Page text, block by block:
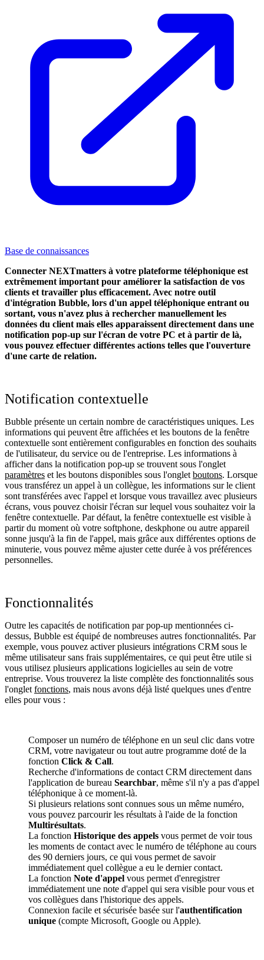
Base de connaissances
Connecter NEXTmatters à votre plateforme téléphonique est
extrêmement important pour améliorer la satisfaction de vos
clients et travailler plus efficacement. Avec notre outil
d'intégration Bubble, lors d'un appel téléphonique entrant ou
sortant, vous n'avez plus à rechercher manuellement les
données du client mais elles apparaissent directement dans une
notification pop-up sur l'écran de votre PC et à partir de là,
vous pouvez effectuer différentes actions telles que l'ouverture
d'une carte de relation.
Notification contextuelle
Bubble présente un certain nombre de caractéristiques uniques. Les
informations qui peuvent être affichées et les boutons de la fenêtre
contextuelle sont entièrement configurables en fonction des souhaits
de l'utilisateur, du service ou de l'entreprise. Les informations à
afficher dans la notification pop-up se trouvent sous l'onglet
paramètres et les boutons disponibles sous l'onglet boutons. Lorsque
vous transférez un appel à un collègue, les informations sur le client
sont transférées avec l'appel et lorsque vous travaillez avec plusieurs
écrans, vous pouvez choisir l'écran sur lequel vous souhaitez voir la
fenêtre contextuelle. Par défaut, la fenêtre contextuelle est visible à
partir du moment où votre softphone, deskphone ou autre appareil
sonne jusqu'à la fin de l'appel, mais grâce aux différentes options de
minuterie, vous pouvez même ajuster cette durée à vos préférences
personnelles.
Fonctionnalités
Outre les capacités de notification par pop-up mentionnées ci-
dessus, Bubble est équipé de nombreuses autres fonctionnalités. Par
exemple, vous pouvez activer plusieurs intégrations CRM sous le
même utilisateur sans frais supplémentaires, ce qui peut être utile si
vous utilisez plusieurs applications logicielles au sein de votre
entreprise. Vous trouverez la liste complète des fonctionnalités sous
l'onglet fonctions, mais nous avons déjà listé quelques unes d'entre
elles pour vous :
Composer un numéro de téléphone en un seul clic dans votre
CRM, votre navigateur ou tout autre programme doté de la
fonction Click & Call.
Recherche d'informations de contact CRM directement dans
l'application de bureau Searchbar, même s'il n'y a pas d'appel
téléphonique à ce moment-là.
Si plusieurs relations sont connues sous un même numéro,
vous pouvez parcourir les résultats à l'aide de la fonction
Multirésultats.
La fonction Historique des appels vous permet de voir tous
les moments de contact avec le numéro de téléphone au cours
des 90 derniers jours, ce qui vous permet de savoir
immédiatement quel collègue a eu le dernier contact.
La fonction Note d'appel vous permet d'enregistrer
immédiatement une note d'appel qui sera visible pour vous et
vos collègues dans l'historique des appels.
Connexion facile et sécurisée basée sur l'authentification
unique (compte Microsoft, Google ou Apple).